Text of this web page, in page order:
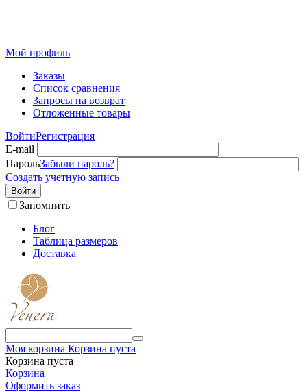
Мой профиль
Заказы
Список сравнения
Запросы на возврат
Отложенные товары
ВойтиРегистрация
E-mail
ПарольЗабыли пароль?
Создать учетную запись
Войти
Запомнить
Блог
Таблица размеров
Доставка
Моя корзина Корзина пуста
Корзина пуста
Корзина
Оформить заказ